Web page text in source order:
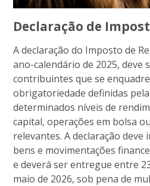
Declaração de
A declaração do Imposto de
ano-calendário de 2025, deve
contribuintes que se
obrigatoriedade definidas
determinados níveis de
capital, operações em bolsa
relevantes. A declaração
bens e movimentações
e deverá ser entregue entre
maio de 2026, sob pena de